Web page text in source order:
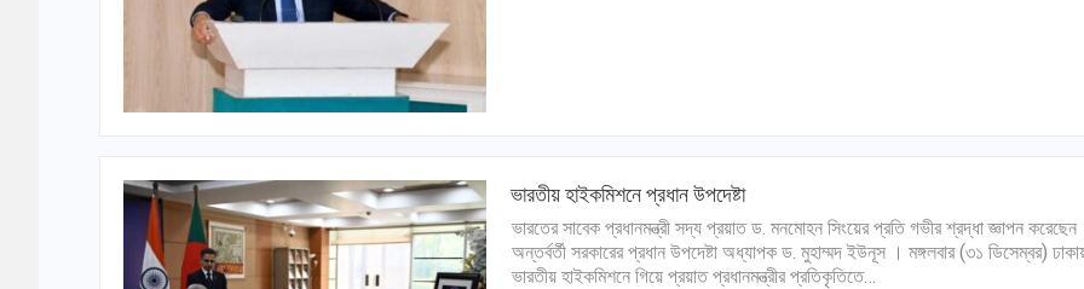
ভারতীয় হাইকমিশনে প্রধান উপদেষ্টা
ভারতের সাবেক প্রধানমন্ত্রী সদ্য প্রয়াত ড. মনমোহন সিংয়ের প্রতি গভীর শ্রদ্ধা জ্ঞাপন করেছেন
অন্তর্বর্তী সরকারের প্রধান উপদেষ্টা অধ্যাপক ড. মুহাম্মদ ইউনূস । মঙ্গলবার (৩১ ডিসেম্বর)
ভারতীয় হাইকমিশনে গিয়ে প্রয়াত প্রধানমন্ত্রীর প্রতিকৃতিতে…